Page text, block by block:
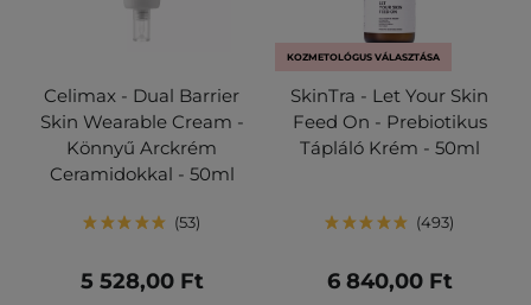
Celimax - Dual Barrier
Skin Wearable Cream -
Könnyű Arckrém
Ceramidokkal - 50ml
53
5 528,00 Ft
KOZMETOLÓGUS VÁLASZTÁSA
SkinTra - Let Your Skin
Feed On - Prebiotikus
Tápláló Krém - 50ml
493
6 840,00 Ft